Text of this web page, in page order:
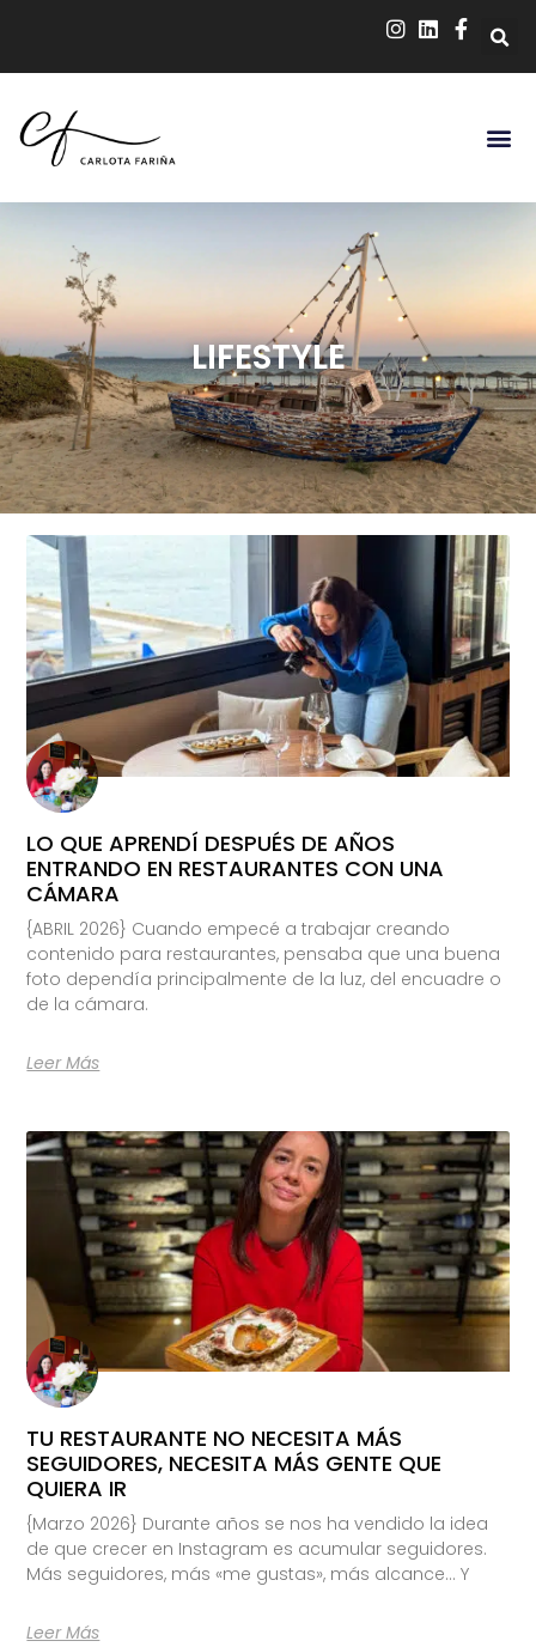
LIFESTYLE
LO QUE APRENDÍ DESPUÉS DE AÑOS
ENTRANDO EN RESTAURANTES CON UNA
CÁMARA
{ABRIL 2026} Cuando empecé a trabajar creando
contenido para restaurantes, pensaba que una buena
foto dependía principalmente de la luz, del encuadre o
de la cámara.
Leer Más
TU RESTAURANTE NO NECESITA MÁS
SEGUIDORES, NECESITA MÁS GENTE QUE
QUIERA IR
{Marzo 2026} Durante años se nos ha vendido la idea
de que crecer en Instagram es acumular seguidores.
Más seguidores, más «me gustas», más alcance… Y
Leer Más